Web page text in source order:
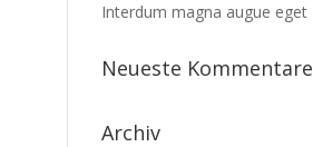
Interdum magna augue eget
Neueste Kommentare
Archiv